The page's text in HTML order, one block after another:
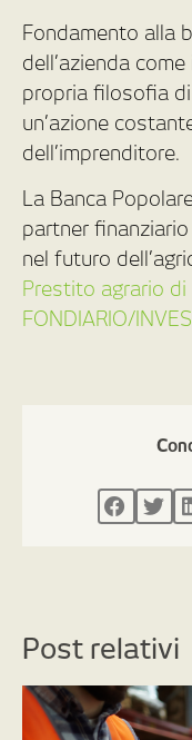
Fondamento alla
dell’azienda
propria filosofia
un’azione
dell’imprenditore.
La Banca
partner
nel futuro
Prestito agrario di
FONDIARIO/
Post relativi